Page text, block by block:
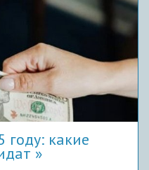
году: какие